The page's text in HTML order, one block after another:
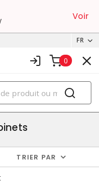
Voir
FR
0
TRIER PAR